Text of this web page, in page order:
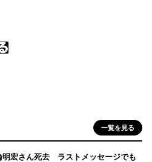
一覧を見る
明宏さん死去 ラストメッセージでも